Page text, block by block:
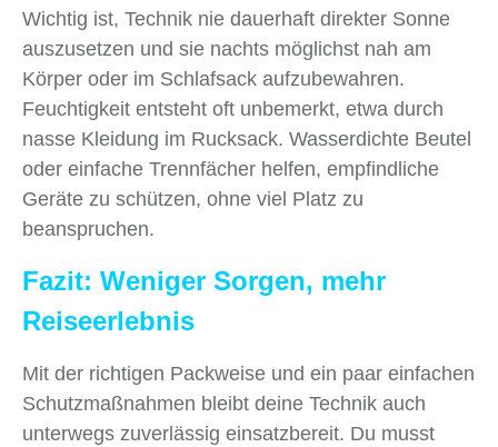
Wichtig ist, Technik nie dauerhaft direkter Sonne
auszusetzen und sie nachts möglichst nah am
Körper oder im Schlafsack aufzubewahren.
Feuchtigkeit entsteht oft unbemerkt, etwa durch
nasse Kleidung im Rucksack. Wasserdichte Beutel
oder einfache Trennfächer helfen, empfindliche
Geräte zu schützen, ohne viel Platz zu
beanspruchen.
Fazit: Weniger Sorgen, mehr
Reiseerlebnis
Mit der richtigen Packweise und ein paar einfachen
Schutzmaßnahmen bleibt deine Technik auch
unterwegs zuverlässig einsatzbereit. Du musst